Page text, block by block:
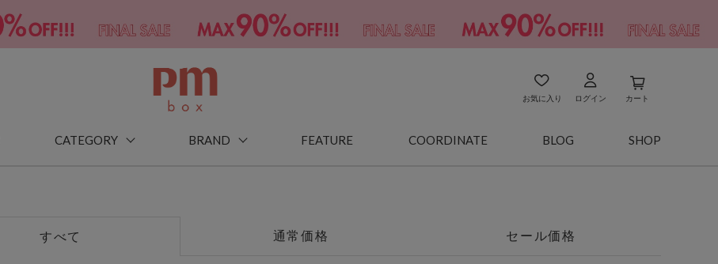
お気に入り ログイン カート
CATEGORY BRAND FEATURE COORDINATE BLOG SHOP
すべて 通常価格 セール価格